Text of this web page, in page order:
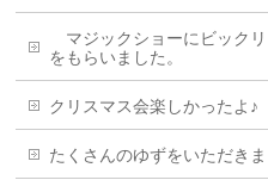
マジックショーにビック
をもらいました。
クリスマス会楽しかったよ♪
たくさんのゆずをいただき